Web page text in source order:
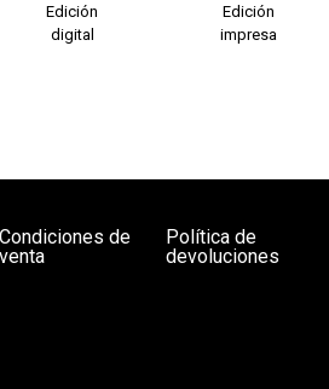
Edición
digital
Edición
impresa
Condiciones de
venta
Política de
devoluciones